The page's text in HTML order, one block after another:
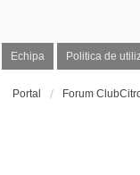
Echipa Politica de
Portal Forum